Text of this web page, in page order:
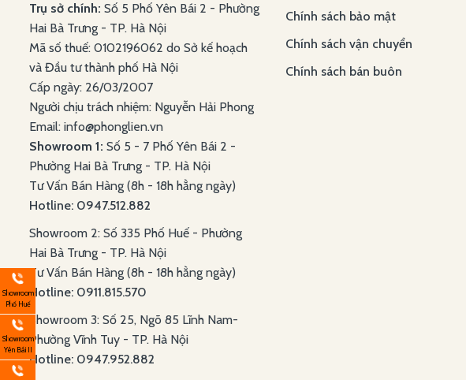
Showroom
Phố Huế
Showroom
Yên Bái II
Trụ sở chính: Số 5 Phố Yên Bái 2 - Phường
Hai Bà Trưng - TP. Hà Nội
Mã số thuế: 0102196062 do Sở kế hoạch
và Đầu tư thành phố Hà Nội
Cấp ngày: 26/03/2007
Người chịu trách nhiệm: Nguyễn Hải Phong
Email: info@phonglien.vn
Showroom 1: Số 5 - 7 Phố Yên Bái 2 -
Phường Hai Bà Trưng - TP. Hà Nội
Tư Vấn Bán Hàng (8h - 18h hằng ngày)
Hotline: 0947.512.882
Showroom 2: Số 335 Phố Huế - Phường
Hai Bà Trưng - TP. Hà Nội
Tư Vấn Bán Hàng (8h - 18h hằng ngày)
Hotline: 0911.815.570
Showroom 3: Số 25, Ngõ 85 Lĩnh Nam-
Phường Vĩnh Tuy - TP. Hà Nội
Hotline: 0947.952.882
Chính sách bảo mật
Chính sách vận chuyển
Chính sách bán buôn